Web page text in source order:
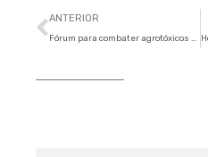
Anterior
ANTERIOR
Fórum para combater agrotóxicos é fundado em São Paulo